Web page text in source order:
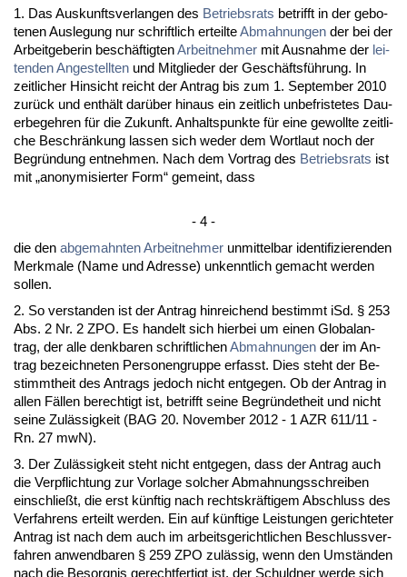
1. Das Aus­kunfts­ver­lan­gen des Be­triebs­rats be­trifft in der ge­bo­
te­nen Aus­le­gung nur schrift­lich er­teil­teAb­mah­nun­gen der bei der
Ar­beit­ge­be­rin beschäftig­tenAr­beit­neh­mer mit Aus­nah­me der lei­
ten­den An­ge­stell­ten und Mit­glie­der der Geschäftsführung. In
zeit­li­cher Hin­sicht reicht der An­trag bis zum 1. Sep­tem­ber 2010
zurück und enthält darüber hin­aus ein zeit­lich un­be­fris­te­tes Dau­
er­be­geh­ren für die Zu­kunft. An­halts­punk­te für ei­ne ge­woll­te zeit­li­
che Be­schränkung las­sen sich we­der dem Wort­laut noch der
Be­gründung ent­neh­men. Nach dem Vor­trag des Be­triebs­rats ist
mit „an­ony­mi­sier­ter Form“ ge­meint, dass
- 4 -
die den ab­ge­mahn­tenAr­beit­neh­mer un­mit­tel­bar iden­ti­fi­zie­ren­den
Merk­ma­le (Na­me und Adres­se) un­kennt­lich ge­macht wer­den
sol­len.
2. So ver­stan­den ist der An­trag hin­rei­chend be­stimmt iSd. § 253
Abs. 2 Nr. 2 ZPO. Es han­delt sich hier­bei um ei­nen Glo­balan­
trag, der al­le denk­ba­ren schrift­li­chenAb­mah­nun­gen der im An­
trag be­zeich­ne­ten Per­so­nen­grup­pe er­fasst. Dies steht der Be­
stimmt­heit des An­trags je­doch nicht ent­ge­gen. Ob der An­trag in
al­len Fällen be­rech­tigt ist, be­trifft sei­ne Be­gründet­heit und nicht
sei­ne Zulässig­keit (BAG 20. No­vem­ber 2012 - 1 AZR 611/11 -
Rn. 27 mwN).
3. Der Zulässig­keit steht nicht ent­ge­gen, dass der An­trag auch
die Ver­pflich­tung zur Vor­la­ge sol­cher Ab­mah­nungs­schrei­ben
ein­sch­ließt, die erst künf­tig nach rechts­kräfti­gem Ab­schluss des
Ver­fah­rens er­teilt wer­den. Ein auf künf­ti­ge Leis­tun­gen ge­rich­te­ter
An­trag ist nach dem auch im ar­beits­ge­richt­li­chen Be­schluss­ver­
fah­ren an­wend­ba­ren § 259 ZPO zulässig, wenn den Umständen
nach die Be­sorg­nis ge­recht­fer­tigt ist, der Schuld­ner wer­de sich